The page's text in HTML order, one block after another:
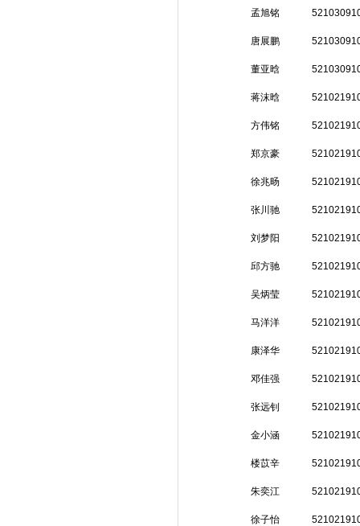
孟旭铭
唐展鹏
董亚晗
蒋沫晗
方伟铭
郑京豪
徐兆旸
张川驰
刘梦阳
邱方驰
吴炳莹
马洋洋
康泽华
邓佳强
张远钊
金小涵
楼苡辛
朱奕江
徐子怡